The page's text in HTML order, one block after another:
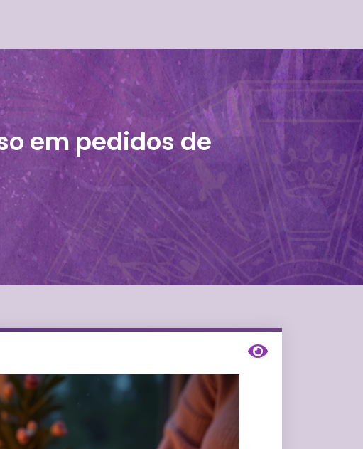
em pedidos de